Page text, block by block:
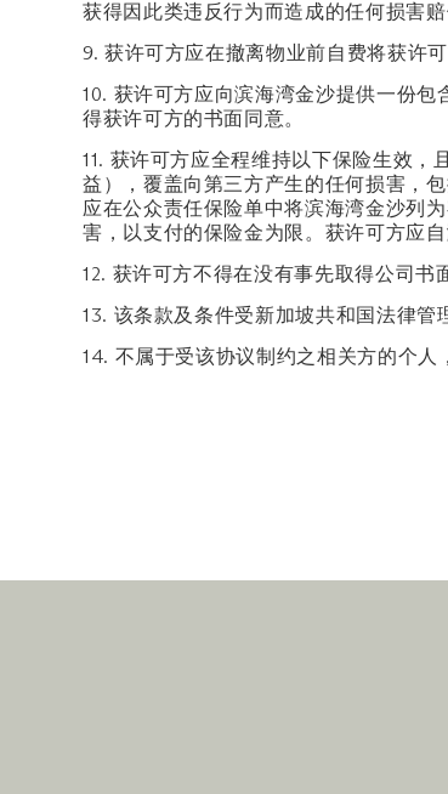
获得因此类违反行为而造成的任何损害
9. 获许可方应在撤离物业前自费将获许
10. 获许可方应向滨海湾金沙提供一份
得获许可方的书面同意。
11. 获许可方应全程维持以下保险生效，
益），覆盖向第三方产生的任何损害，
应在公众责任保险单中将滨海湾金沙列
害，以支付的保险金为限。获许可方应
12. 获许可方不得在没有事先取得公司书
13. 该条款及条件受新加坡共和国法律管
14. 不属于受该协议制约之相关方的个